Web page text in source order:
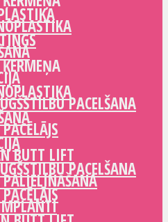
PACELŠANA
BUTT LIFT
PACELŠANA